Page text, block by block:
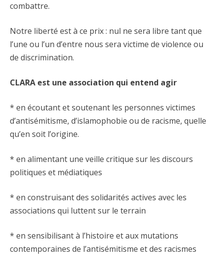
combattre.
Notre liberté est à ce prix : nul ne sera libre tant que
l’une ou l’un d’entre nous sera victime de violence ou
de discrimination.
CLARA est une association qui entend agir
* en écoutant et soutenant les personnes victimes
d’antisémitisme, d’islamophobie ou de racisme, quelle
qu’en soit l’origine.
* en alimentant une veille critique sur les discours
politiques et médiatiques
* en construisant des solidarités actives avec les
associations qui luttent sur le terrain
* en sensibilisant à l’histoire et aux mutations
contemporaines de l’antisémitisme et des racismes